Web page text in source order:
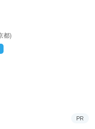
都)
PR